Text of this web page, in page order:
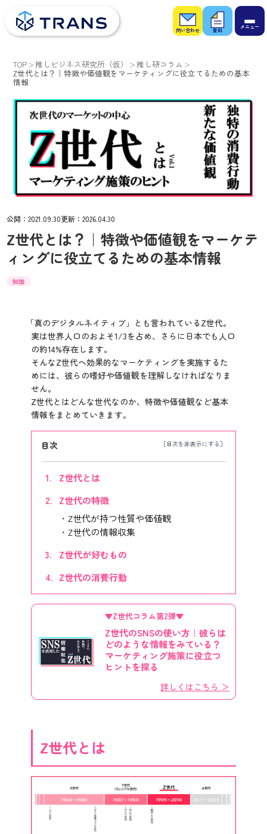
お問
い合
わせ
お役
立ち
資料
TOP 推しビジネス研究所（仮） 推し研コラム
Z世代とは？｜特徴や価値観をマーケティングに役立てるための基本
情報
公開：2021.09.30更新：2026.04.30
Z世代とは？｜特徴や価値観をマーケテ
ィングに役立てるための基本情報
知識
「真のデジタルネイティブ」とも言われているZ世代。
実は世界人口のおよそ1/3を占め、さらに日本でも人口
の約14%存在します。
そんなZ世代へ効果的なマーケティングを実施するた
めには、彼らの嗜好や価値観を理解しなければなりま
せん。
Z世代とはどんな世代なのか、特徴や価値観など基本
情報をまとめていきます。
目次
Z世代とは
Z世代の特徴
Z世代が持つ性質や価値観
Z世代の情報収集
Z世代が好むもの
Z世代の消費行動
▼Z世代コラム第2弾▼
Z世代のSNSの使い方｜彼らは
どのような情報をみている？
マーケティング施策に役立つ
ヒントを探る
詳しくはこちら ＞
Z世代とは